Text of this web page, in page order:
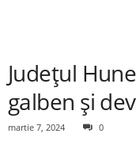
Județul
galben și
martie 7, 2024 0